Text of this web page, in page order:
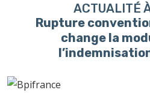
ACTUALITÉ
Rupture
change la